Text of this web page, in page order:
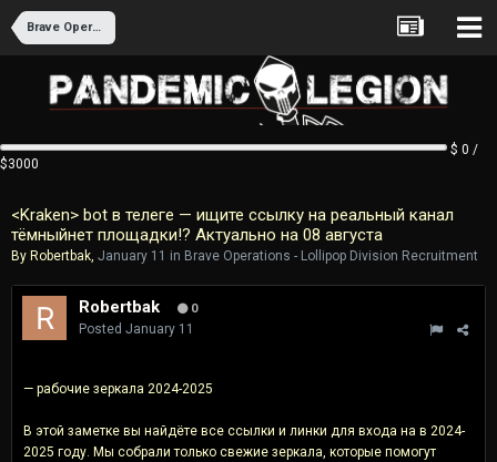
Brave Operations - Lollipop Division Recruitment
$ 0 /
$3000
<Kraken> bot в телеге — ищите ссылку на реальный канал
тёмныйнет площадки!? Актуально на 08 августа
By Robertbak January 11 in Brave Operations - Lollipop Division Recruitment
Robertbak 0
Posted January 11
— рабочие зеркала 2024-2025
В этой заметке вы найдёте все ссылки и линки для входа на в 2024-
2025 году. Мы собрали только свежие зеркала, которые помогут